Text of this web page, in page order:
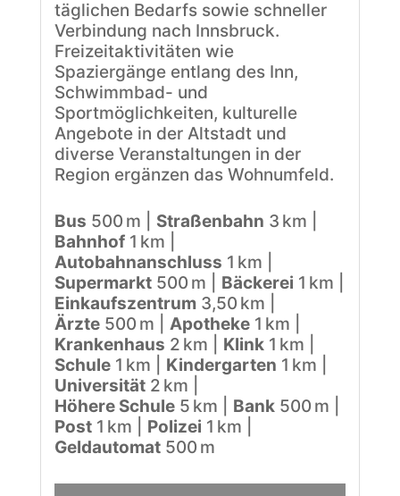
täglichen Bedarfs sowie schneller
Verbindung nach Innsbruck.
Freizeitaktivitäten wie
Spaziergänge entlang des Inn,
Schwimmbad- und
Sportmöglichkeiten, kulturelle
Angebote in der Altstadt und
diverse Veranstaltungen in der
Region ergänzen das Wohnumfeld.
Bus 500 m | Straßenbahn 3 km |
Bahnhof1 km |
Autobahnanschluss 1 km |
Supermarkt500 m | Bäckerei 1 km |
Einkaufszentrum3,50 km |
Ärzte500 m | Apotheke1 km |
Krankenhaus 2 km | Klink1 km |
Schule1 km | Kindergarten 1 km |
Universität2 km |
Höhere Schule5 km | Bank500 m |
Post1 km | Polizei 1 km |
Geldautomat500 m